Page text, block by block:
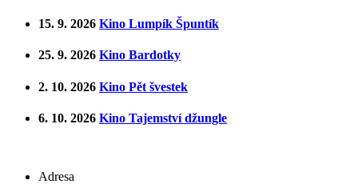
15. 9. 2026 Kino Lumpík Špuntík
25. 9. 2026 Kino Bardotky
2. 10. 2026 Kino Pět švestek
6. 10. 2026 Kino Tajemství džungle
Adresa